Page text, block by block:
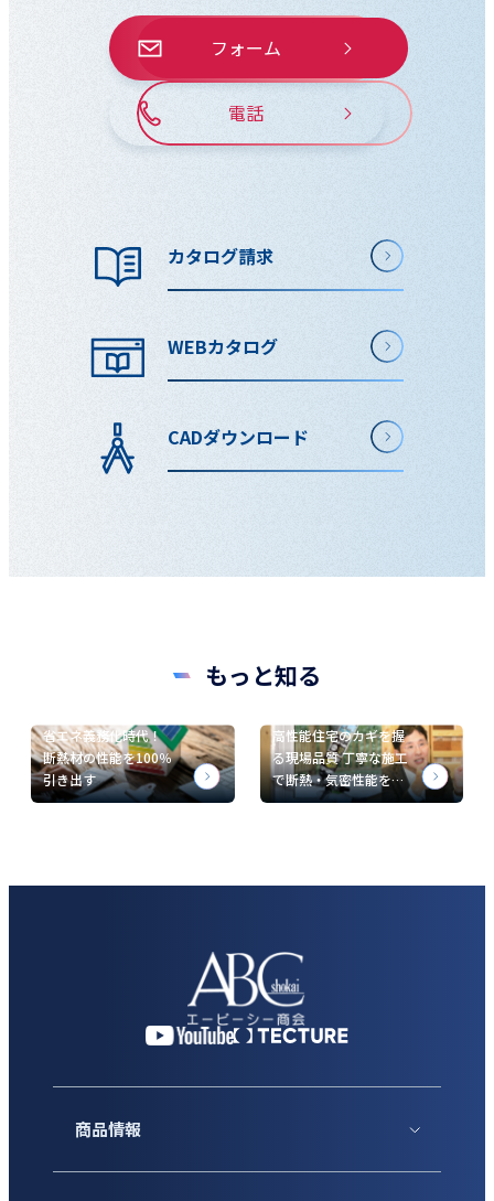
フォーム
電話
カタログ請求
WEBカタログ
CADダウンロード
もっと知る
省エネ義務化時代！
断熱材の性能を100％
引き出す
高性能住宅のカギを握
る現場品質 丁寧な施工
で断熱・気密性能を…
商品情報